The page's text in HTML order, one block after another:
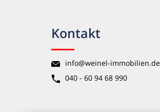
Kontakt
info@weinel-immobilien.de
040 - 60 94 68 990